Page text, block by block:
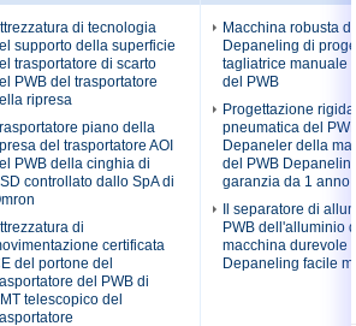
di tecnologia
supporto della superficie
trasportatore di scarto
PWB del trasportatore
ripresa
piano della
del trasportatore AOI
PWB della cinghia di
controllato dallo SpA di
di
certificata
del portone del
del PWB di
telescopico del
Macchina robusta
Depaneling di
tagliatrice manuale
del PWB
Progettazione rigida
pneumatica del PWB
Depaneler della
del PWB Depaneling
garanzia da 1 anno
Il separatore di
PWB dell'alluminio
macchina durevole
Depaneling facile